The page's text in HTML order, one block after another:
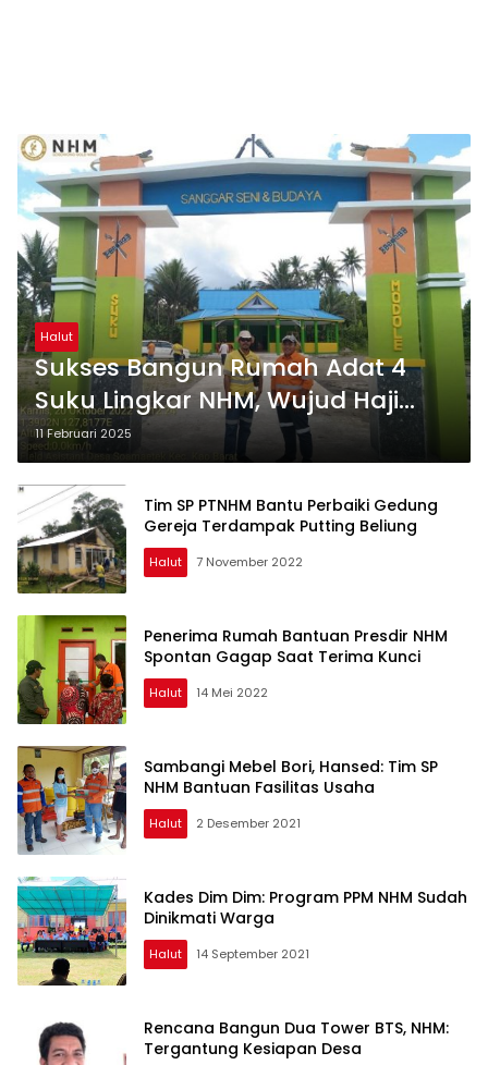
Halut
Sukses Bangun Rumah Adat 4
Suku Lingkar NHM, Wujud Haji
Robert Rawat Budaya Lokal
11 Februari 2025
Tim SP PTNHM Bantu Perbaiki Gedung
Gereja Terdampak Putting Beliung
Halut 7 November 2022
Penerima Rumah Bantuan Presdir NHM
Spontan Gagap Saat Terima Kunci
Halut 14 Mei 2022
Sambangi Mebel Bori, Hansed: Tim SP
NHM Bantuan Fasilitas Usaha
Halut 2 Desember 2021
Kades Dim Dim: Program PPM NHM Sudah
Dinikmati Warga
Halut 14 September 2021
Rencana Bangun Dua Tower BTS, NHM:
Tergantung Kesiapan Desa